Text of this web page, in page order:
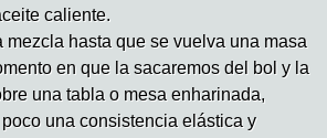
caliente.
mezcla hasta que se vuelva una masa
en que la sacaremos del bol y la
una tabla o mesa enharinada,
una consistencia elástica y